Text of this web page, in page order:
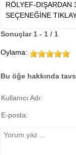
RÖLYEF-DIŞARDAN
SEÇENEĞİNE
Sonuçlar 1 - 1 / 1
Oylama:
Bu öğe hakkında
Kullanıcı Adı:
E-posta: